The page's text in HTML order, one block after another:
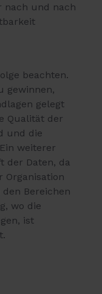
nach und nach
beachten.
gewinnen,
gelegt
Qualität der
und die
weiterer
der Daten, da
Organisation
Bereichen
wo die
ist